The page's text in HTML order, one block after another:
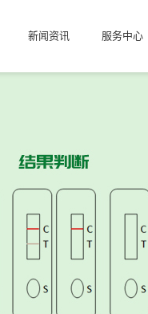
新闻资讯 服务中心